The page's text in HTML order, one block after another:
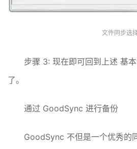
文件同步选
步骤 3: 现在即可回到上述 基
了。
通过 GoodSync 进行备份
GoodSync 不但是一个优秀的